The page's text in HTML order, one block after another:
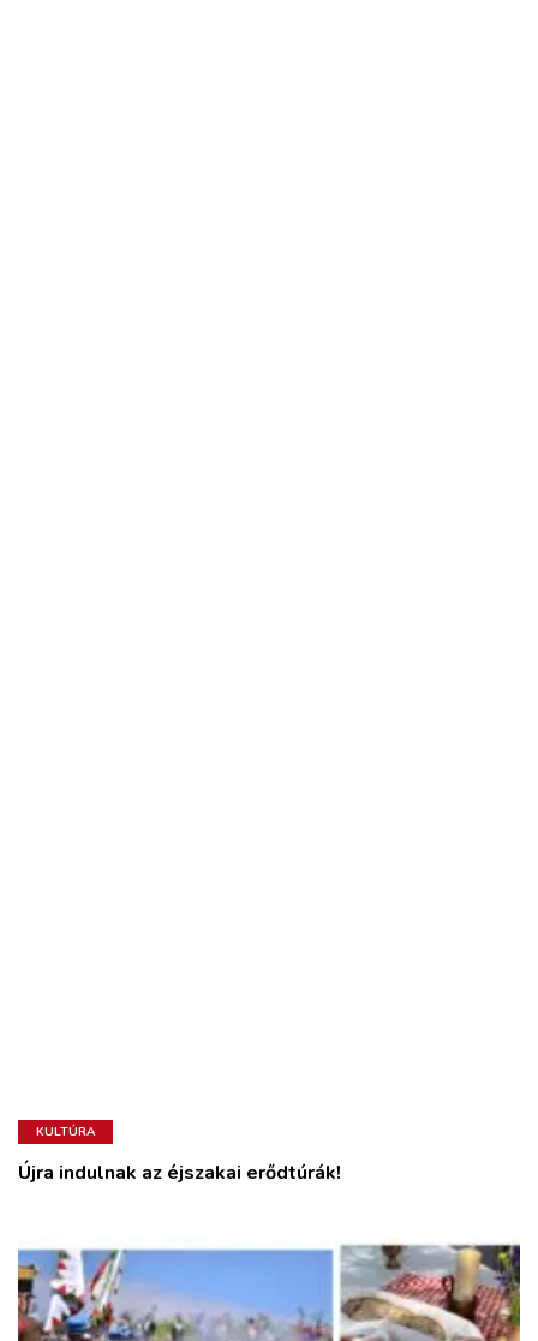
KULTÚRA
Újra indulnak az éjszakai erődtúrák!